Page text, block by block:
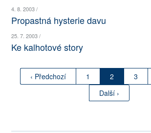
4. 8. 2003 /
Propastná hysterie davu
25. 7. 2003 /
Ke kalhotové story
‹ Předchozí 1 2 3
Další ›